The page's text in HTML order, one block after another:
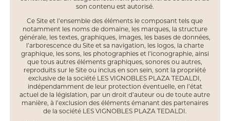
son contenu est autorisé.
Ce Site et l’ensemble des éléments le composant tels que
notamment les noms de domaine, les marques, la structure
générale, les textes, graphiques, images, les bases de données,
l’arborescence du Site et sa navigation, les logos, la charte
graphique, les sons, les photographies et l’iconographie, ainsi
que tous autres éléments graphiques, sonores ou autres,
reproduits sur le Site ou inclus en son sein, sont la propriété
exclusive de la société LES VIGNOBLES PLAZA TEDALDI,
indépendamment de leur protection éventuelle, en l’état
actuel de la législation, par un droit d’auteur ou de toute autre
manière, à l’exclusion des éléments émanant des partenaires
de la société LES VIGNOBLES PLAZA TEDALDI.